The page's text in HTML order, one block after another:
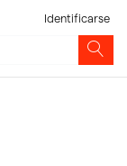
Identificarse